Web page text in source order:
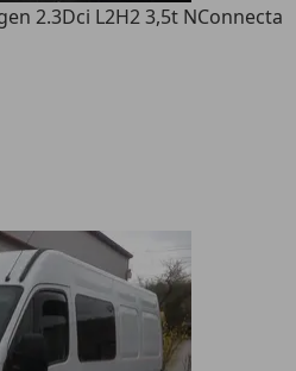
2.3Dci L2H2 3,5t NConnecta